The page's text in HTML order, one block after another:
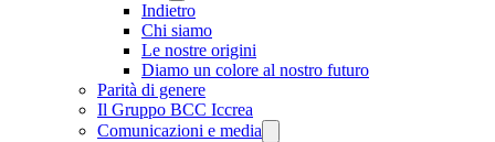
Indietro
Chi siamo
Le nostre origini
Diamo un colore al nostro futuro
Parità di genere
Il Gruppo BCC Iccrea
Comunicazioni e media